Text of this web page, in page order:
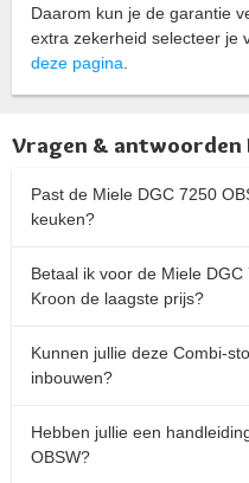
Daarom kun je de garantie
extra zekerheid selecteer je
deze pagina.
Vragen & antwoorden
Past de Miele DGC 7250
keuken?
Betaal ik voor de Miele
Kroon de laagste prijs?
Kunnen jullie deze Combi-
inbouwen?
Hebben jullie een
OBSW?